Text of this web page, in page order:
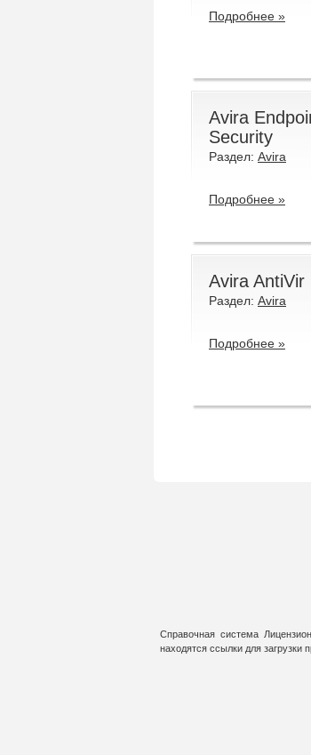
Подробнее »
Avira
Security
Раздел: Avira
Подробнее »
Avira AntiVir
Раздел: Avira
Подробнее »
Справочная система
находятся ссылки для загрузки